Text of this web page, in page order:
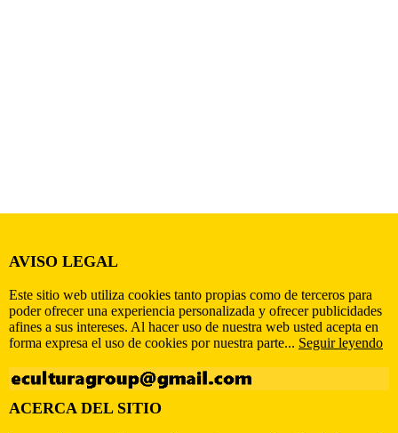
AVISO LEGAL
Este sitio web utiliza cookies tanto propias como de terceros para
poder ofrecer una experiencia personalizada y ofrecer publicidades
afines a sus intereses. Al hacer uso de nuestra web usted acepta en
forma expresa el uso de cookies por nuestra parte... Seguir leyendo
ACERCA DEL SITIO